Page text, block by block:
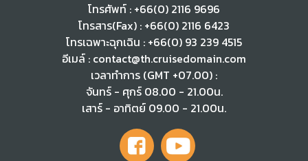
โทรศัพท์ : +66(0) 2116 9696
โทรสาร(Fax) : +66(0) 2116 6423
โทรเฉพาะฉุกเฉิน : +66(0) 93 239 4515
อีเมล์ : contact@th.cruisedomain.com
เวลาทำการ (GMT +07.00) :
จันทร์ - ศุกร์ 08.00 - 21.00น.
เสาร์ - อาทิตย์ 09.00 - 21.00น.